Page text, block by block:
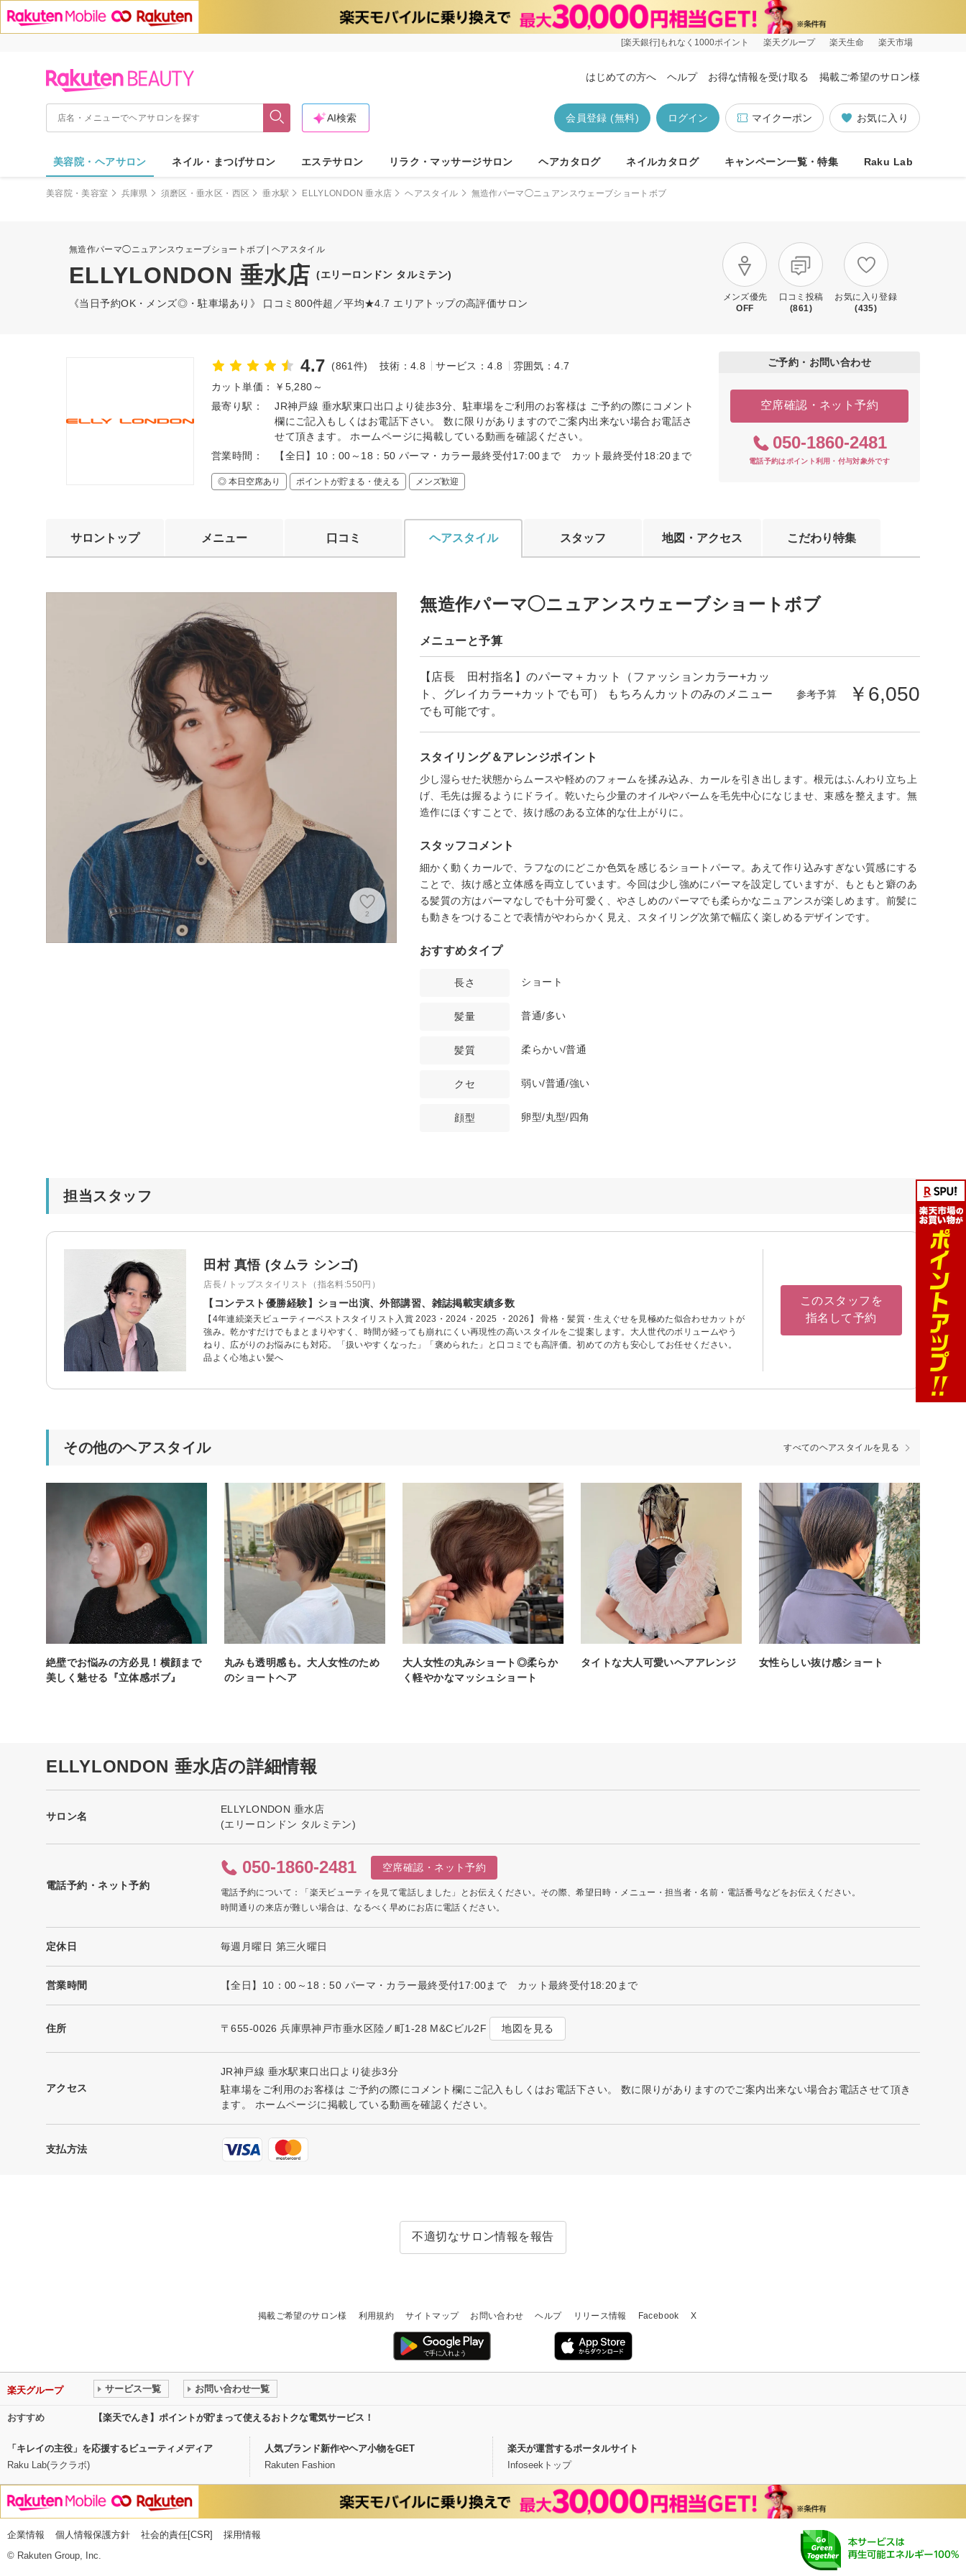
[楽天銀行]もれなく1000ポイント 楽天グループ 楽天生命 楽天市場
はじめての方へ ヘルプ お得な情報を受け取る 掲載ご希望のサロン様
お気に入り
マイクーポン
ログイン
会員登録 (無料)
AI検索
美容院・ヘアサロン ネイル・まつげサロン エステサロン リラク・マッサージサロン ヘアカタログ ネイルカタログ キャンペーン一覧・特集 Raku Lab
美容院・美容室 兵庫県 須磨区・垂水区・西区 垂水駅 ELLYLONDON 垂水店 ヘアスタイル 無造作パーマ◯ニュアンスウェーブショートボブ
無造作パーマ◯ニュアンスウェーブショートボブ | ヘアスタイル
ELLYLONDON 垂水店 (エリーロンドン タルミテン)
《当日予約OK・メンズ◎・駐車場あり》 口コミ800件超／平均★4.7 エリアトップの高評価サロン
メンズ優先
OFF
口コミ投稿
(861)
お気に入り登録
(435)
4.7 (861件) 技術：4.8 サービス：4.8
雰囲気：4.7
カット単価：
￥5,280～
最寄り駅：
JR神戸線 垂水駅東口出口より徒歩3分、駐車場をご利用のお客様は ご予約の際にコメント
欄にご記入もしくはお電話下さい。 数に限りがありますのでご案内出来ない場合お電話さ
せて頂きます。 ホームページに掲載している動画を確認ください。
営業時間：
【全日】10：00～18：50 パーマ・カラー最終受付17:00まで カット最終受付18:20まで
◎ 本日空席あり ポイントが貯まる・使える メンズ歓迎
ご予約・お問い合わせ
空席確認・ネット予約
050-1860-2481
電話予約はポイント利用・付与対象外です
サロントップ メニュー 口コミ ヘアスタイル スタッフ 地図・アクセス こだわり特集
2
無造作パーマ◯ニュアンスウェーブショートボブ
メニューと予算
【店長 田村指名】のパーマ＋カット（ファッションカラー+カッ
ト、グレイカラー+カットでも可） もちろんカットのみのメニュー
でも可能です。
参考予算 ￥6,050
スタイリング＆アレンジポイント
少し湿らせた状態からムースや軽めのフォームを揉み込み、カールを引き出します。根元はふんわり立ち上
げ、毛先は握るようにドライ。乾いたら少量のオイルやバームを毛先中心になじませ、束感を整えます。無
造作にほぐすことで、抜け感のある立体的な仕上がりに。
スタッフコメント
細かく動くカールで、ラフなのにどこか色気を感じるショートパーマ。あえて作り込みすぎない質感にする
ことで、抜け感と立体感を両立しています。今回は少し強めにパーマを設定していますが、もともと癖のあ
る髪質の方はパーマなしでも十分可愛く、やさしめのパーマでも柔らかなニュアンスが楽しめます。前髪に
も動きをつけることで表情がやわらかく見え、スタイリング次第で幅広く楽しめるデザインです。
おすすめタイプ
長さ ショート
髪量 普通/多い
髪質 柔らかい/普通
クセ 弱い/普通/強い
顔型 卵型/丸型/四角
担当スタッフ
田村 真悟 (タムラ シンゴ)
店長 / トップスタイリスト（指名料:550円）
【コンテスト優勝経験】ショー出演、外部講習、雑誌掲載実績多数
【4年連続楽天ビューティーベストスタイリスト入賞 2023・2024・2025 ・2026】 骨格・髪質・生えぐせを見極めた似合わせカットが
強み。乾かすだけでもまとまりやすく、時間が経っても崩れにくい再現性の高いスタイルをご提案します。大人世代のボリュームやう
ねり、広がりのお悩みにも対応。「扱いやすくなった」「褒められた」と口コミでも高評価。初めての方も安心してお任せください。
品よく心地よい髪へ
このスタッフを
指名して予約
その他のヘアスタイル すべてのヘアスタイルを見る
絶壁でお悩みの方必見！横顔まで
美しく魅せる『立体感ボブ』
丸みも透明感も。大人女性のため
のショートヘア
大人女性の丸みショート◎柔らか
く軽やかなマッシュショート
タイトな大人可愛いヘアアレンジ 女性らしい抜け感ショート
ELLYLONDON 垂水店の詳細情報
サロン名
ELLYLONDON 垂水店
(エリーロンドン タルミテン)
電話予約・ネット予約
050-1860-2481 空席確認・ネット予約
電話予約について：「楽天ビューティを見て電話しました」とお伝えください。その際、希望日時・メニュー・担当者・名前・電話番号などをお伝えください。
時間通りの来店が難しい場合は、なるべく早めにお店に電話ください。
定休日 毎週月曜日 第三火曜日
営業時間 【全日】10：00～18：50 パーマ・カラー最終受付17:00まで カット最終受付18:20まで
住所 〒655-0026 兵庫県神戸市垂水区陸ノ町1-28 M&Cビル2F 地図を見る
アクセス
JR神戸線 垂水駅東口出口より徒歩3分
駐車場をご利用のお客様は ご予約の際にコメント欄にご記入もしくはお電話下さい。 数に限りがありますのでご案内出来ない場合お電話させて頂き
ます。 ホームページに掲載している動画を確認ください。
支払方法
不適切なサロン情報を報告
掲載ご希望のサロン様 利用規約 サイトマップ お問い合わせ ヘルプ リリース情報 Facebook X
楽天グループ サービス一覧 お問い合わせ一覧
おすすめ 【楽天でんき】ポイントが貯まって使えるおトクな電気サービス！
「キレイの主役」を応援するビューティメディア
Raku Lab(ラクラボ)
人気ブランド新作やヘア小物をGET
Rakuten Fashion
楽天が運営するポータルサイト
Infoseekトップ
企業情報 個人情報保護方針 社会的責任[CSR]
採用情報
© Rakuten Group, Inc.